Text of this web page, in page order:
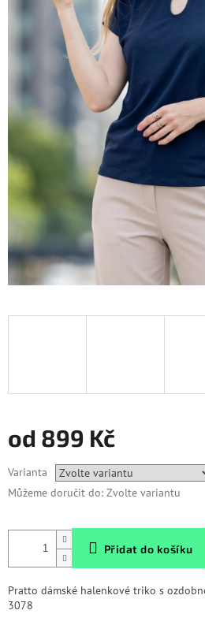
od 899 Kč
cena:
Varianta
Můžeme doručit do: Zvolte variantu
Přidat do košíku
Pratto dámské halenkové triko s
3078